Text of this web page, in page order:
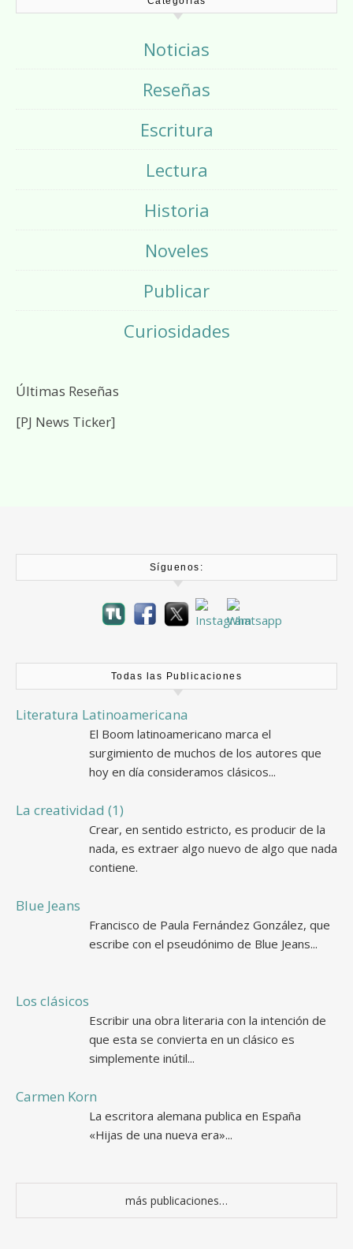
Noticias
Reseñas
Escritura
Lectura
Historia
Noveles
Publicar
Curiosidades
Últimas Reseñas
[PJ News Ticker]
Síguenos:
Todas las Publicaciones
Literatura Latinoamericana
El Boom latinoamericano marca el
surgimiento de muchos de los autores que
hoy en día consideramos clásicos...
La creatividad (1)
Crear, en sentido estricto, es producir de la
nada, es extraer algo nuevo de algo que nada
contiene.
Blue Jeans
Francisco de Paula Fernández González, que
escribe con el pseudónimo de Blue Jeans...
Los clásicos
Escribir una obra literaria con la intención de
que esta se convierta en un clásico es
simplemente inútil...
Carmen Korn
La escritora alemana publica en España
«Hijas de una nueva era»...